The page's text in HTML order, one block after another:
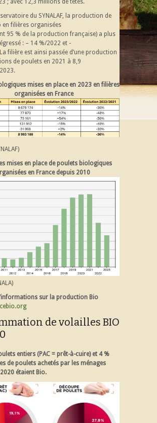
; avec 12,3 millions de têtes.
du SYNALAF, la production de
en filières organisées
95 % de la production française) a plus
: – 14 %/2022 et -
filière est ainsi passée d’une production
de poulets en 2021 à 8,9
mises en place en 2023 en filières
organisées en France
mises en place de poulets biologiques
en France depuis 2010
sur la production Bio
de volailles BIO
entiers (PAC = prêt-à-cuire) et 4 %
de poulets achetés par les ménages
étaient Bio.